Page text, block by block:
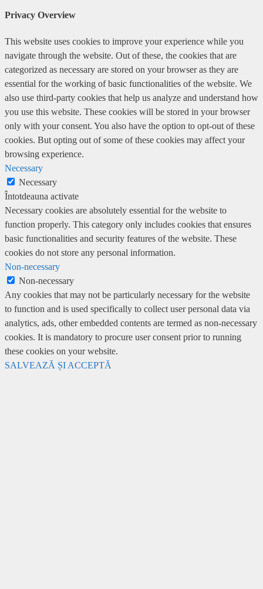
Privacy Overview
This website uses cookies to improve your experience while you
navigate through the website. Out of these, the cookies that are
categorized as necessary are stored on your browser as they are
essential for the working of basic functionalities of the website. We
also use third-party cookies that help us analyze and understand how
you use this website. These cookies will be stored in your browser
only with your consent. You also have the option to opt-out of these
cookies. But opting out of some of these cookies may affect your
browsing experience.
Necessary
Necessary
Întotdeauna activate
Necessary cookies are absolutely essential for the website to
function properly. This category only includes cookies that ensures
basic functionalities and security features of the website. These
cookies do not store any personal information.
Non-necessary
Non-necessary
Any cookies that may not be particularly necessary for the website
to function and is used specifically to collect user personal data via
analytics, ads, other embedded contents are termed as non-necessary
cookies. It is mandatory to procure user consent prior to running
these cookies on your website.
SALVEAZĂ ȘI ACCEPTĂ